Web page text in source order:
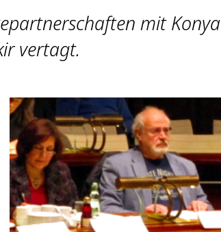
mit Konya
vertagt.